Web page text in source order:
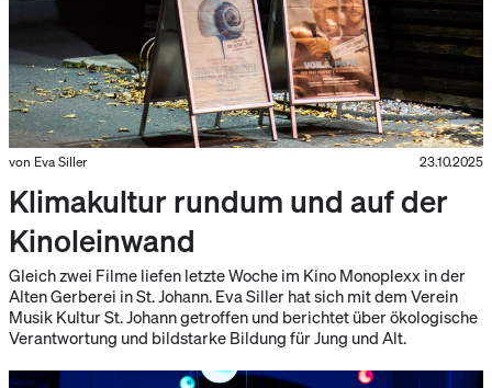
von Eva Siller 23.10.2025
Klimakultur rundum und auf der
Kinoleinwand
Gleich zwei Filme liefen letzte Woche im Kino Monoplexx in der
Alten Gerberei in St. Johann. Eva Siller hat sich mit dem Verein
Musik Kultur St. Johann getroffen und berichtet über ökologische
Verantwortung und bildstarke Bildung für Jung und Alt.